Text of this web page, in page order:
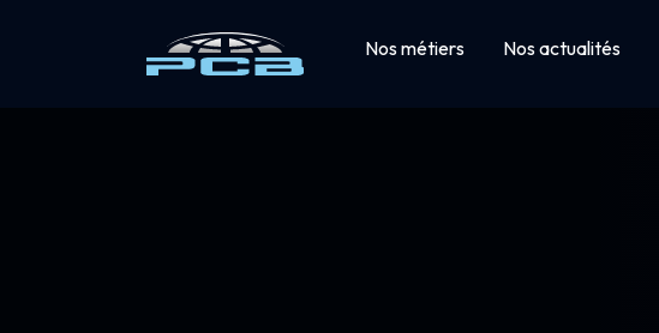
Nos métiers Nos actualités